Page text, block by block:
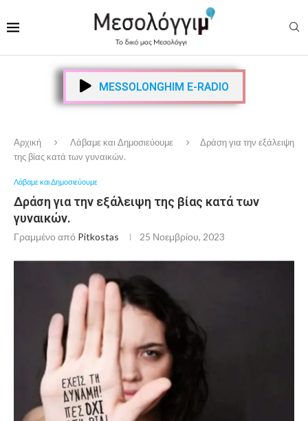
MESSOLONGHIM E-RADIO
Αρχική Λάβαμε και Δημοσιεύουμε
Δράση για την εξάλειψη
της βίας κατά των γυναικών.
Λάβαμε και Δημοσιεύουμε
Δράση για την εξάλειψη της βίας κατά των
γυναικών.
Γραμμένο από Pitkostas 25 Νοεμβρίου, 2023